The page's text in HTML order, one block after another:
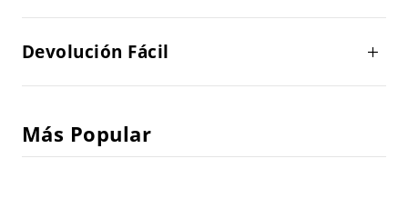
Devolución Fácil
Más Popular